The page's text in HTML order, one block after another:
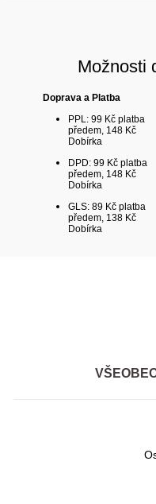
Možnosti
Doprava a Platba
PPL: 99 Kč platba
předem, 148 Kč
Dobírka
DPD: 99 Kč platba
předem, 148 Kč
Dobírka
GLS: 89 Kč platba
předem, 138 Kč
Dobírka